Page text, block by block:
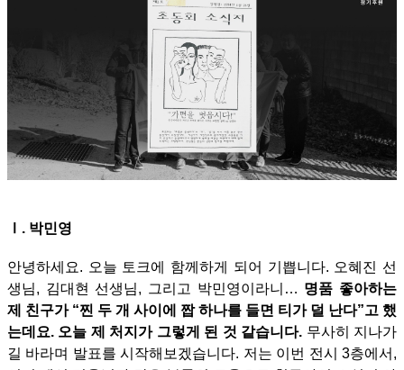
. 박민영
안녕하세요. 오늘 토크에 함께하게 되어 기쁩니다. 오혜진 선
생님, 김대현 선생님, 그리고 박민영이라니… 명품 좋아하는
제 친구가 “찐 두 개 사이에 짭 하나를 들면 티가 덜 난다”고 했
는데요. 오늘 제 처지가 그렇게 된 것 같습니다. 무사히 지나가
길 바라며 발표를 시작해보겠습니다. 저는 이번 전시 3층에서,